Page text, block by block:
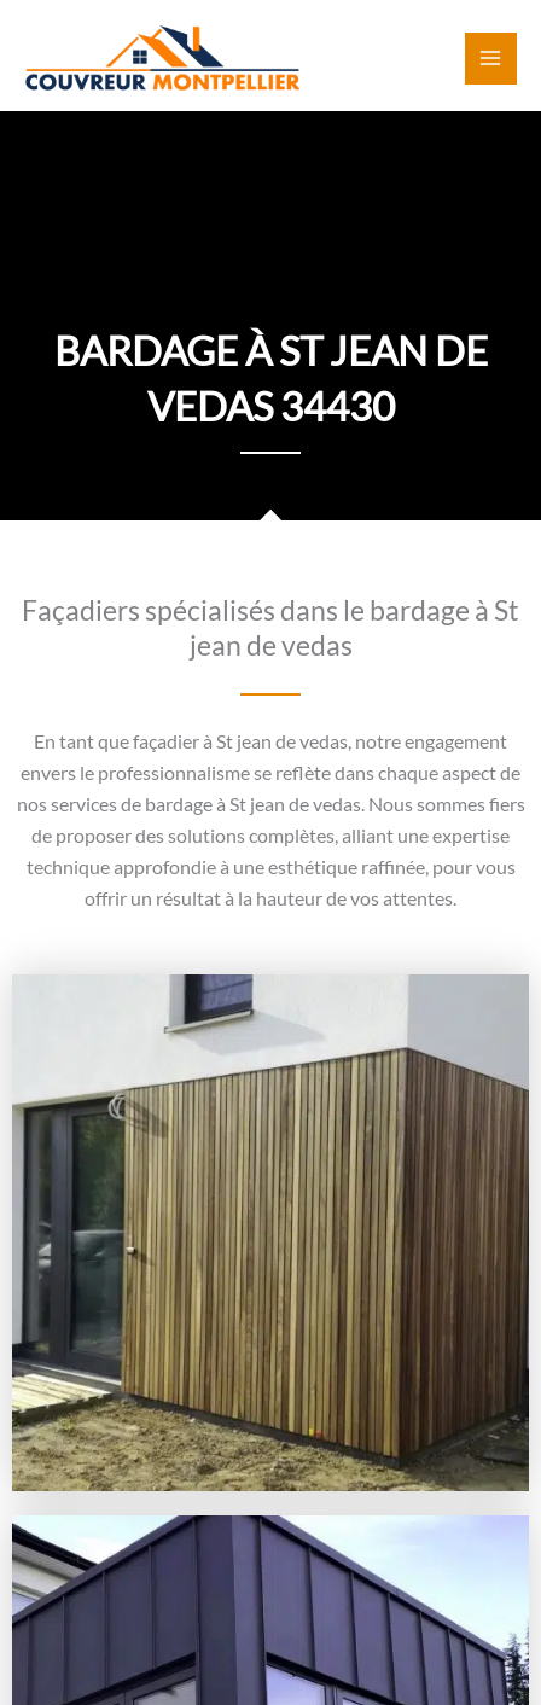
contenu
BARDAGE À ST JEAN DE
VEDAS 34430
Façadiers spécialisés dans le bardage à St
jean de vedas
En tant que façadier à St jean de vedas, notre engagement
envers le professionnalisme se reflète dans chaque aspect de
nos services de bardage à St jean de vedas. Nous sommes fiers
de proposer des solutions complètes, alliant une expertise
technique approfondie à une esthétique raffinée, pour vous
offrir un résultat à la hauteur de vos attentes.